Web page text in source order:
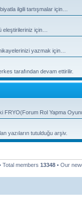
ilgili tartışmalar için…
eleştirileriniz için…
yazmak için…
tarafından devam ettirilir.
FRYO(Forum Rol Yapma
yazıların tutulduğu arşiv.
Total members 13348 • Our